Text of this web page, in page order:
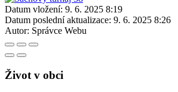
Datum vložení: 9. 6. 2025 8:19
Datum poslední aktualizace: 9. 6. 2025 8:26
Autor: Správce Webu
Život v obci